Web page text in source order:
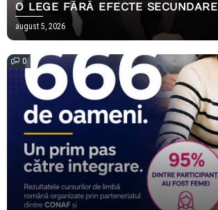
O LEGE FĂRĂ EFECTE SECUNDARE
august 5, 2026
0